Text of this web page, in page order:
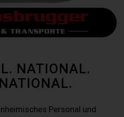
NATIONAL.
Personal und